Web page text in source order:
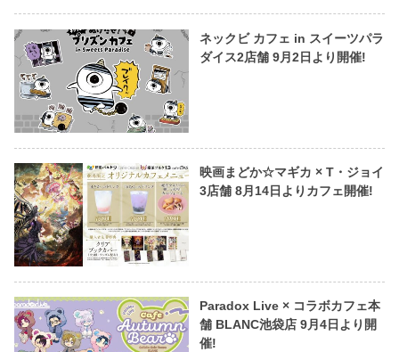
ネックビ カフェ in スイーツパラ
ダイス2店舗 9月2日より開催!
映画まどか☆マギカ × T・ジョイ
3店舗 8月14日よりカフェ開催!
Paradox Live × コラボカフェ本
舗 BLANC池袋店 9月4日より開
催!